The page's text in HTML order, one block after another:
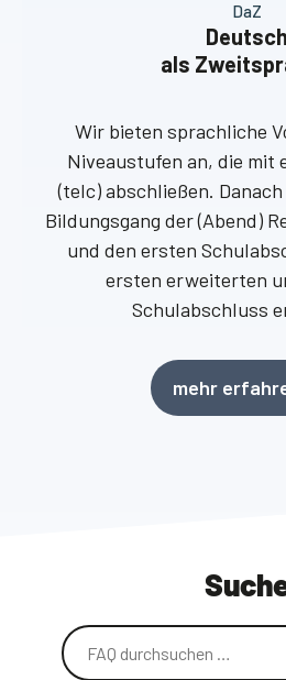
DaZ
Deutsch
als
Wir bieten sprachliche
Niveaustufen an, die mit
(telc) abschließen.
Bildungsgang der (Abend)
und den ersten
ersten erweiterten
Schulabschluss
mehr